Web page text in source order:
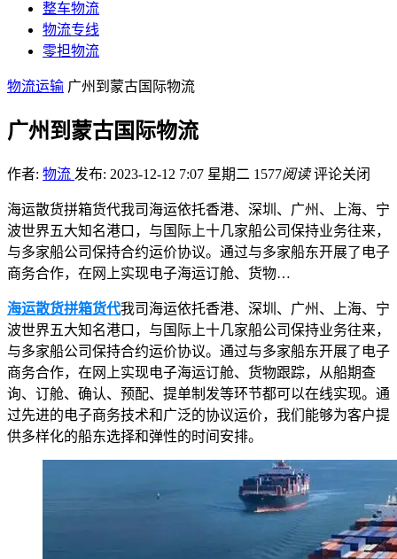
整车物流
物流专线
零担物流
物流运输 广州到蒙古国际物流
广州到蒙古国际物流
作者: 物流 发布: 2023-12-12 7:07 星期二 1577阅读 评论关闭
海运散货拼箱货代我司海运依托香港、深圳、广州、上海、宁
波世界五大知名港口，与国际上十几家船公司保持业务往来，
与多家船公司保持合约运价协议。通过与多家船东开展了电子
商务合作，在网上实现电子海运订舱、货物…
海运散货拼箱货代我司海运依托香港、深圳、广州、上海、宁
波世界五大知名港口，与国际上十几家船公司保持业务往来，
与多家船公司保持合约运价协议。通过与多家船东开展了电子
商务合作，在网上实现电子海运订舱、货物跟踪，从船期查
询、订舱、确认、预配、提单制发等环节都可以在线实现。通
过先进的电子商务技术和广泛的协议运价，我们能够为客户提
供多样化的船东选择和弹性的时间安排。